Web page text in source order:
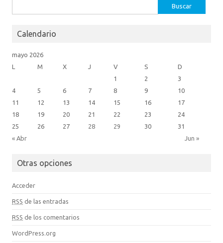
Calendario
mayo 2026
L
M X J V S D
« Abr Jun »
1 2
3
4
5 6 7 8 9
10
11
12 13 14 15 16
17
18
19 20 21 22 23
24
25
26 27 28 29 30 31
Otras opciones
Acceder
RSS de las entradas
RSS de los comentarios
WordPress.org